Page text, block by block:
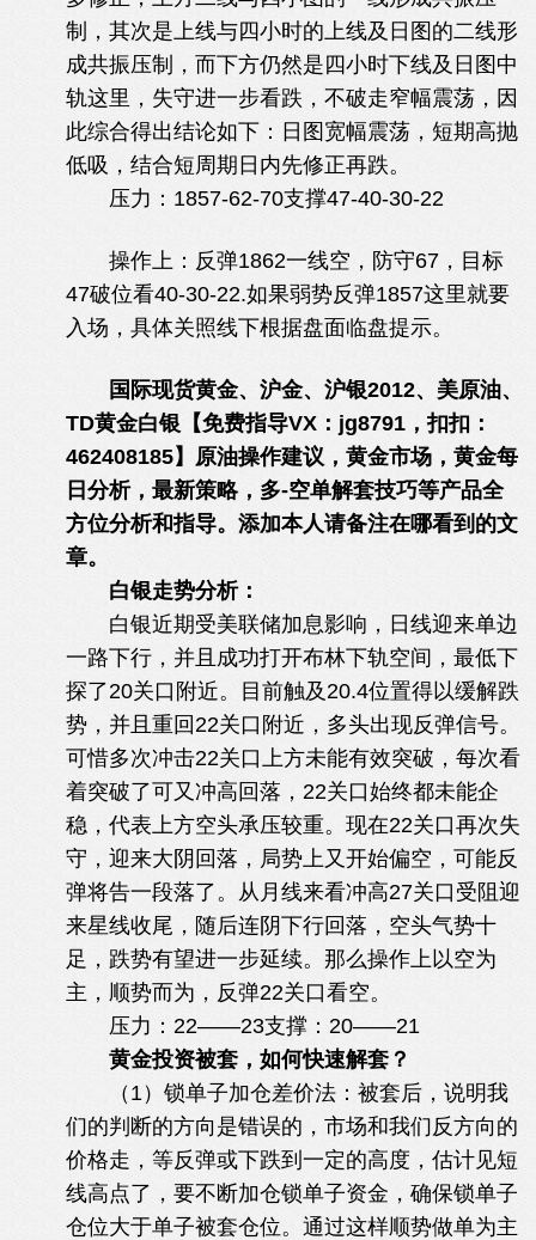
制，其次是上线与四小时的上线及日图的二线形
成共振压制，而下方仍然是四小时下线及日图中
轨这里，失守进一步看跌，不破走窄幅震荡，因
此综合得出结论如下：日图宽幅震荡，短期高抛
低吸，结合短周期日内先修正再跌。
压力：1857-62-70支撑47-40-30-22
操作上：反弹1862一线空，防守67，目标
47破位看40-30-22.如果弱势反弹1857这里就要
入场，具体关照线下根据盘面临盘提示。
国际现货黄金、沪金、沪银2012、美原油、
TD黄金白银【免费指导VX：jg8791，扣扣：
462408185】原油操作建议，黄金市场，黄金每
日分析，最新策略，多-空单解套技巧等产品全
方位分析和指导。添加本人请备注在哪看到的文
章。
白银走势分析：
白银近期受美联储加息影响，日线迎来单边
一路下行，并且成功打开布林下轨空间，最低下
探了20关口附近。目前触及20.4位置得以缓解跌
势，并且重回22关口附近，多头出现反弹信号。
可惜多次冲击22关口上方未能有效突破，每次看
着突破了可又冲高回落，22关口始终都未能企
稳，代表上方空头承压较重。现在22关口再次失
守，迎来大阴回落，局势上又开始偏空，可能反
弹将告一段落了。从月线来看冲高27关口受阻迎
来星线收尾，随后连阴下行回落，空头气势十
足，跌势有望进一步延续。那么操作上以空为
主，顺势而为，反弹22关口看空。
压力：22——23支撑：20——21
黄金投资被套，如何快速解套？
（1）锁单子加仓差价法：被套后，说明我
们的判断的方向是错误的，市场和我们反方向的
价格走，等反弹或下跌到一定的高度，估计见短
线高点了，要不断加仓锁单子资金，确保锁单子
仓位大于单子被套仓位。通过这样顺势做单为主